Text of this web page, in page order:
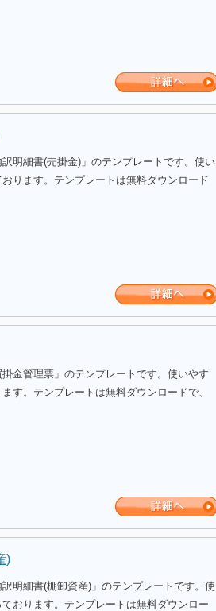
明細書(売掛金)」のテンプレートです。使い
ります。テンプレートは無料ダウンロード
金管理票」のテンプレートです。使いやす
す。テンプレートは無料ダウンロードで、
)
明細書(棚卸資産)」のテンプレートです。使
おります。テンプレートは無料ダウンロー